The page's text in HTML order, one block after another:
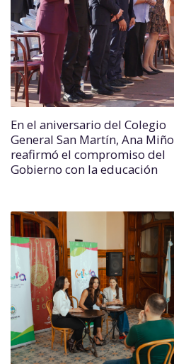
En el aniversario del Colegio
General San Martín, Ana Miño
reafirmó el compromiso del
Gobierno con la educación